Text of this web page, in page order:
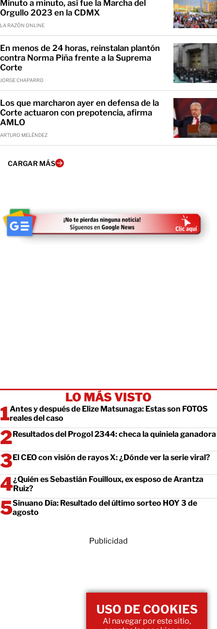
Minuto a minuto, así fue la Marcha del
Orgullo 2023 en la CDMX
LA RAZÓN ONLINE
En menos de 24 horas, reinstalan plantón
contra Norma Piña frente a la Suprema
Corte
JORGE CHAPARRO
Los que marcharon ayer en defensa de la
Corte actuaron con prepotencia, afirma
AMLO
ARTURO MELÉNDEZ
CARGAR MÁS
LO MÁS VISTO
Antes y después de Elize Matsunaga: Estas son FOTOS
reales del caso
Resultados del Progol 2344: checa la quiniela ganadora
El CEO con visión de rayos X: ¿Dónde ver la serie viral?
¿Quién es Sebastián Fouilloux, ex esposo de Arantza
Ruiz?
Sinuano Día: Resultado del último sorteo HOY 3 de
agosto
Publicidad
USO DE COOKIES
Al navegar por este sitio,